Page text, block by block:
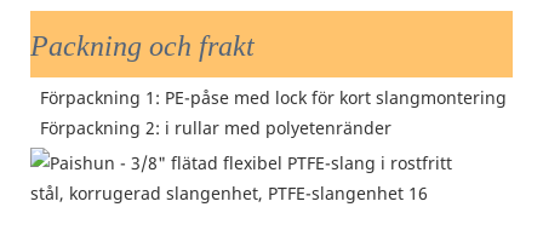
Packning och frakt
Förpackning 1: PE-påse med lock för kort slangmontering
Förpackning 2: i rullar med polyetenränder